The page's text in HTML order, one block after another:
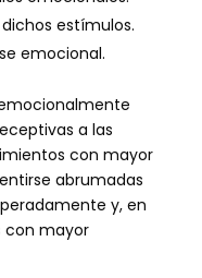
estímulos.
emocional.
a las
con mayor
abrumadas
y, en
con mayor